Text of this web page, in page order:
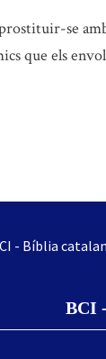
se
que els
- Bíblia
BCI